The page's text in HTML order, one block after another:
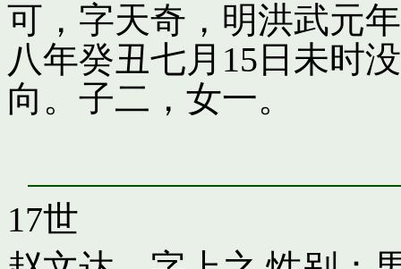
可，字天奇，明洪武元
八年癸丑七月15日未时
向。子二，女一。
17世